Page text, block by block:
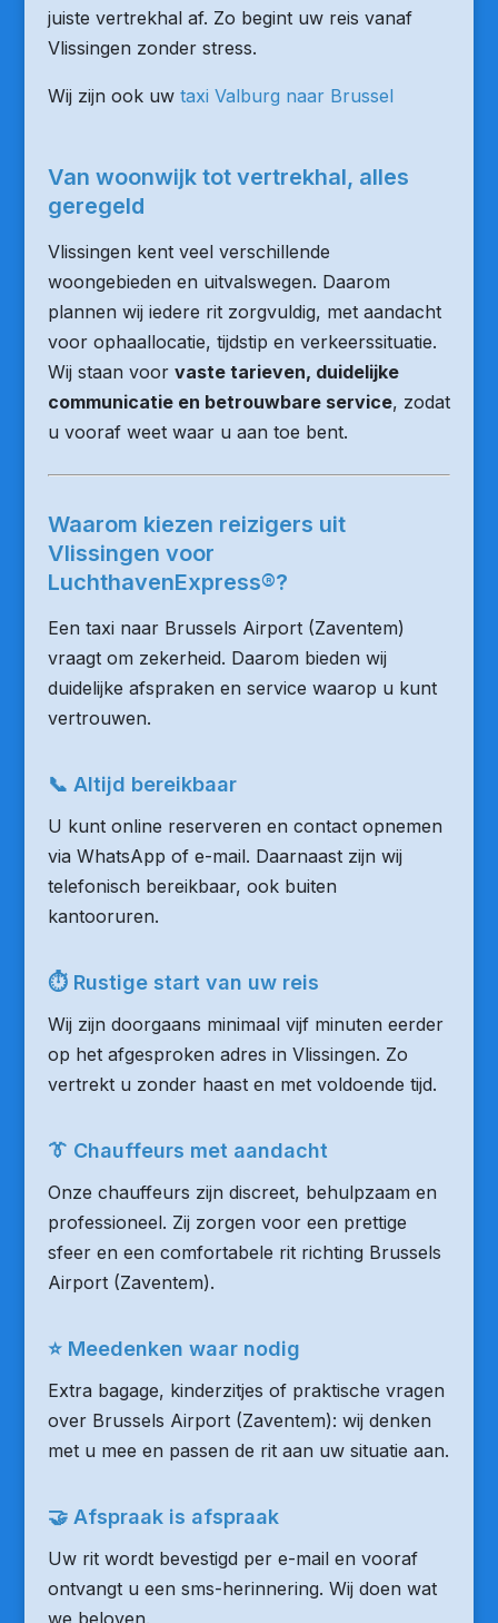
juiste vertrekhal af. Zo begint uw reis vanaf
Vlissingen zonder stress.
Wij zijn ook uw taxi Valburg naar Brussel
Van woonwijk tot vertrekhal, alles
geregeld
Vlissingen kent veel verschillende
woongebieden en uitvalswegen. Daarom
plannen wij iedere rit zorgvuldig, met aandacht
voor ophaallocatie, tijdstip en verkeerssituatie.
Wij staan voor vaste tarieven, duidelijke
communicatie en betrouwbare service, zodat
u vooraf weet waar u aan toe bent.
Waarom kiezen reizigers uit
Vlissingen voor
LuchthavenExpress®?
Een taxi naar Brussels Airport (Zaventem)
vraagt om zekerheid. Daarom bieden wij
duidelijke afspraken en service waarop u kunt
vertrouwen.
📞 Altijd bereikbaar
U kunt online reserveren en contact opnemen
via WhatsApp of e-mail. Daarnaast zijn wij
telefonisch bereikbaar, ook buiten
kantooruren.
⏱ Rustige start van uw reis
Wij zijn doorgaans minimaal vijf minuten eerder
op het afgesproken adres in Vlissingen. Zo
vertrekt u zonder haast en met voldoende tijd.
👔 Chauffeurs met aandacht
Onze chauffeurs zijn discreet, behulpzaam en
professioneel. Zij zorgen voor een prettige
sfeer en een comfortabele rit richting Brussels
Airport (Zaventem).
⭐ Meedenken waar nodig
Extra bagage, kinderzitjes of praktische vragen
over Brussels Airport (Zaventem): wij denken
met u mee en passen de rit aan uw situatie aan.
🤝 Afspraak is afspraak
Uw rit wordt bevestigd per e-mail en vooraf
ontvangt u een sms-herinnering. Wij doen wat
we beloven.